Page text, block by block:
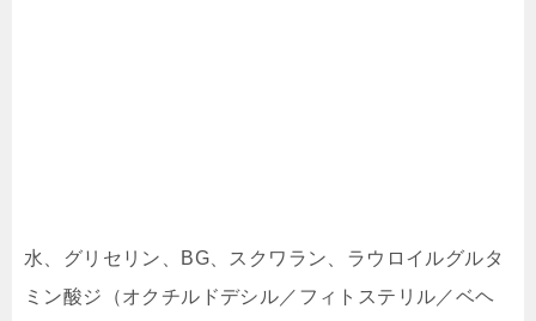
水、グリセリン、BG、スクワラン、ラウロイルグルタ
ミン酸ジ（オクチルドデシル／フィトステリル／ベヘ